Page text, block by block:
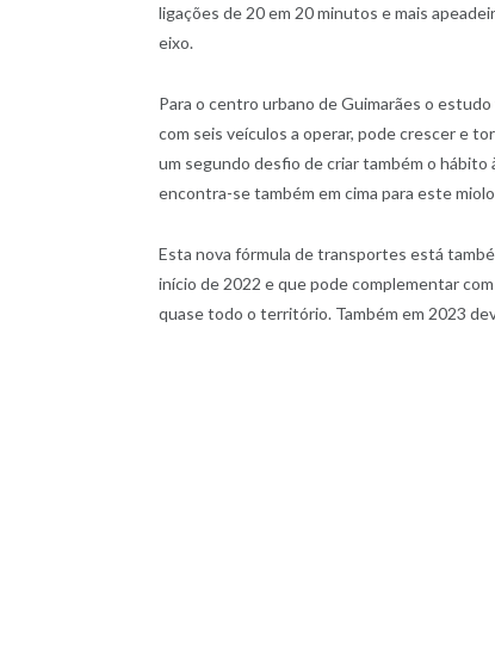
ligações de 20 em 20 minutos e mais
eixo.
Para o centro urbano de Guimarães o
com seis veículos a operar, pode crescer e
um segundo desfio de criar também o
encontra-se também em cima para este
Esta nova fórmula de transportes está
início de 2022 e que pode complementar
quase todo o território. Também em 2023